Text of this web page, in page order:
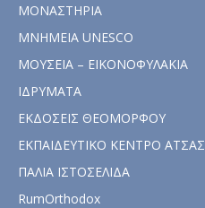
ΜΟΝΑΣΤΗΡΙΑ
ΜΝΗΜΕΙΑ UNESCO
ΜΟΥΣΕΙΑ – ΕΙΚΟΝΟΦΥΛΑΚΙΑ
ΙΔΡΥΜΑΤΑ
ΕΚΔΟΣΕΙΣ ΘΕΟΜΟΡΦΟΥ
ΕΚΠΑΙΔΕΥΤΙΚΟ ΚΕΝΤΡΟ ΑΤΣΑΣ
ΠΑΛΙΑ ΙΣΤΟΣΕΛΙΔΑ
RumOrthodox